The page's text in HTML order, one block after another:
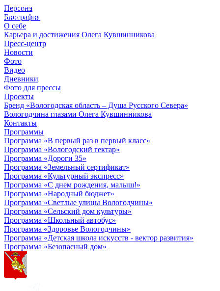
Персона
Биография
О себе
Карьера и достижения Олега Кувшинникова
Пресс-центр
Новости
Фото
Видео
Дневники
Фото для прессы
Проекты
Бренд «Вологодская область – Душа Русского Севера»
Вологодчина глазами Олега Кувшинникова
Контакты
Программы
Программа «В первый раз в первый класс»
Программа «Вологодский гектар»
Программа «Дороги 35»
Программа «Земельный сертификат»
Программа «Культурный экспресс»
Программа «С днем рождения, малыш!»
Программа «Народный бюджет»
Программа «Светлые улицы Вологодчины»
Программа «Сельский дом культуры»
Программа «Школьный автобус»
Программа «Здоровье Вологодчины»
Программа «Детская школа искусств - вектор развития»
Программа «Безопасный дом»
© 2012 - 2023,
КУВШИННИКОВ О.А.